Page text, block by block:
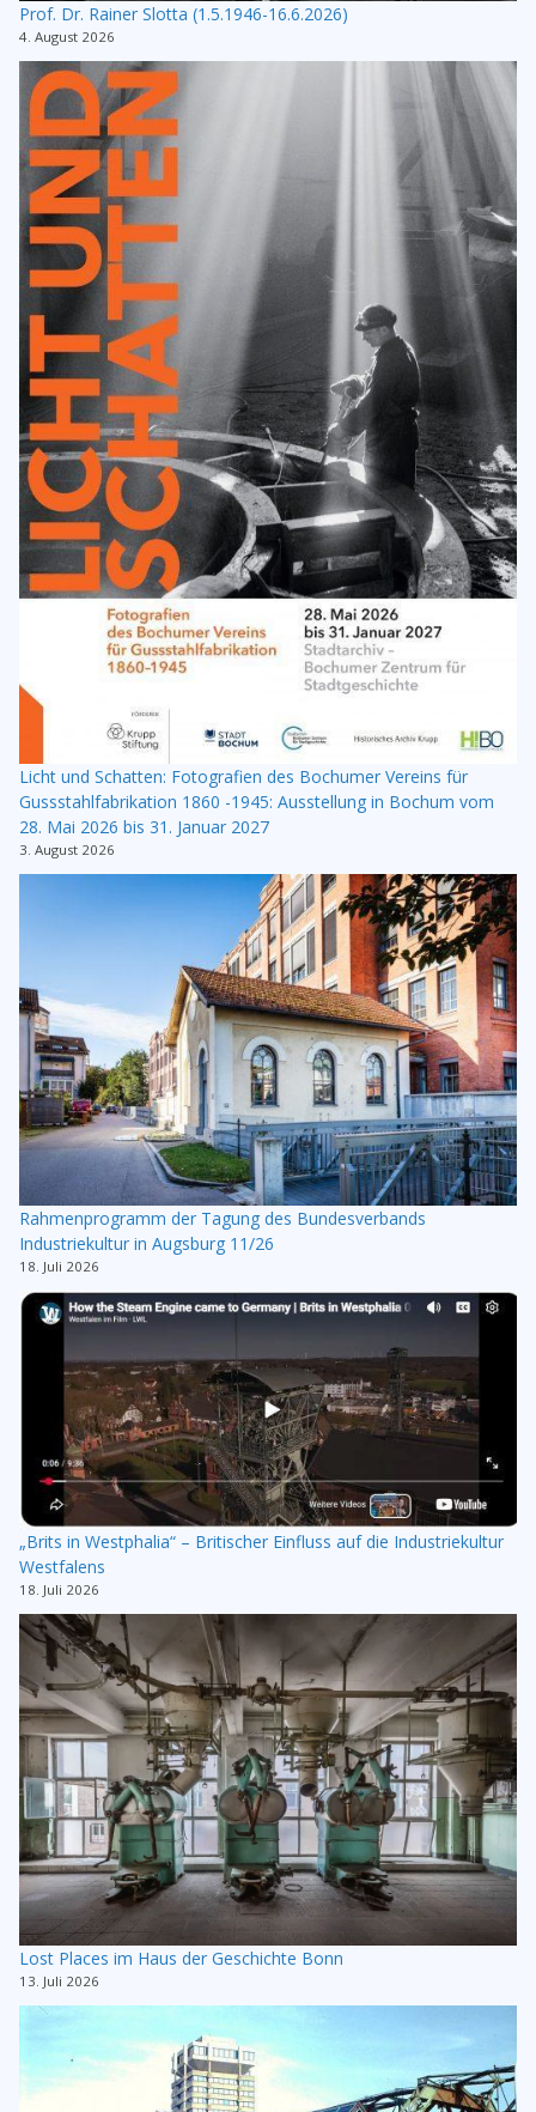
Prof. Dr. Rainer Slotta (1.5.1946-16.6.2026)
4. August 2026
Licht und Schatten: Fotografien des Bochumer Vereins für
Gussstahlfabrikation 1860 -1945: Ausstellung in Bochum vom
28. Mai 2026 bis 31. Januar 2027
3. August 2026
Rahmenprogramm der Tagung des Bundesverbands
Industriekultur in Augsburg 11/26
18. Juli 2026
„Brits in Westphalia“ – Britischer Einfluss auf die Industriekultur
Westfalens
18. Juli 2026
Lost Places im Haus der Geschichte Bonn
13. Juli 2026